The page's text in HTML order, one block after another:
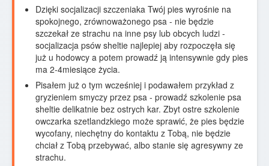
Dzięki socjalizacji szczeniaka Twój pies wyrośnie na
spokojnego, zrównoważonego psa - nie będzie
szczekał ze strachu na inne psy lub obcych ludzi -
socjalizacja psów sheltie najlepiej aby rozpoczęła się
już u hodowcy a potem prowadź ją intensywnie gdy pies
ma 2-4miesiące życia.
Pisałem już o tym wcześniej i podawałem przykład z
gryzieniem smyczy przez psa - prowadź szkolenie psa
sheltie delikatnie bez ostrych kar. Zbyt ostre szkolenie
owczarka szetlandzkiego może sprawić, że pies będzie
wycofany, niechętny do kontaktu z Tobą, nie będzie
chciał z Tobą przebywać, albo stanie się agresywny ze
strachu.